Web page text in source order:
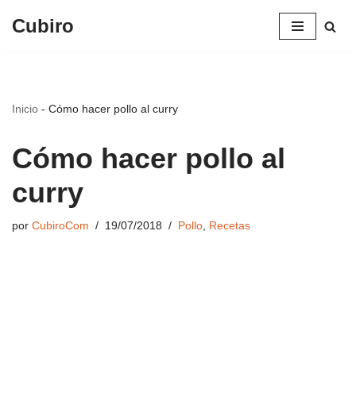
Cubiro
Inicio - Cómo hacer pollo al curry
Cómo hacer pollo al
curry
por CubiroCom 19/07/2018 Pollo, Recetas